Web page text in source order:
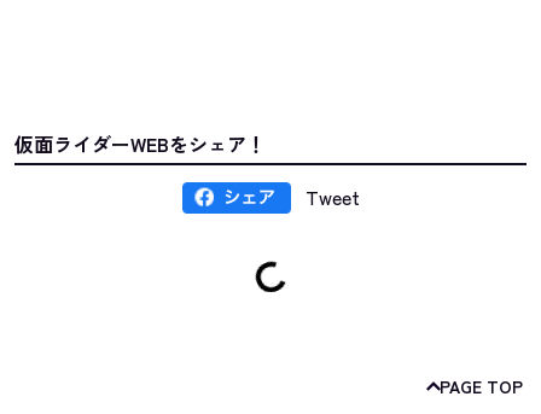
仮面ライダーWEBをシェア！
Tweet
PAGE TOP